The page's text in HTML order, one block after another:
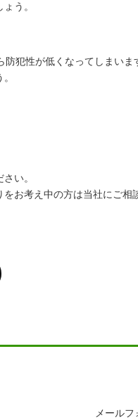
う。
犯性が低くなってしまいま
い。
お考え中の方は当社にご相
メール